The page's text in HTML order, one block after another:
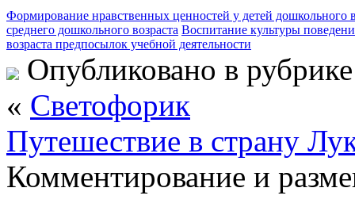
Формирование нравственных ценностей у детей дошкольного
среднего дошкольного возраста Воспитание культуры
возраста предпосылок учебной деятельности
Опубликовано в
« Светофорик
Путешествие в страну
Комментирование и